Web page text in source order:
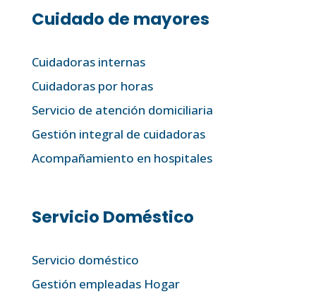
Cuidado de mayores
Cuidadoras internas
Cuidadoras por horas
Servicio de atención domiciliaria
Gestión integral de cuidadoras
Acompañamiento en hospitales
Servicio Doméstico
Servicio doméstico
Gestión empleadas Hogar